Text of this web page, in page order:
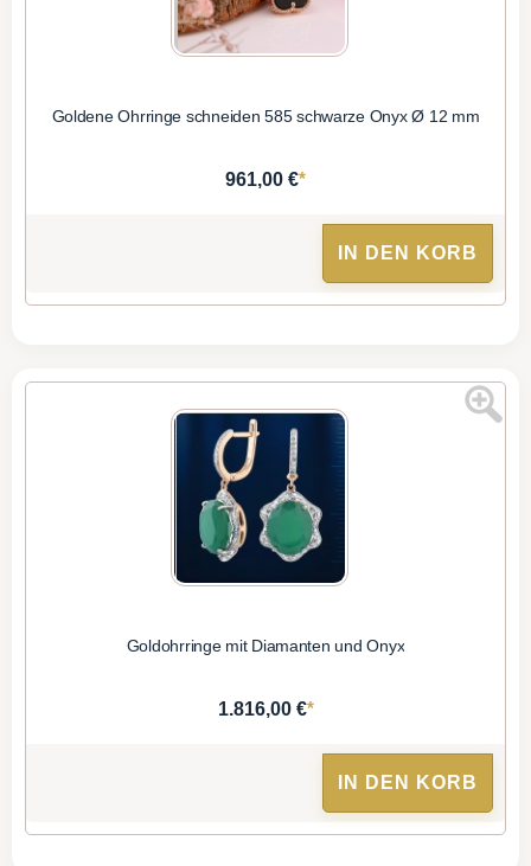
Goldene Ohrringe schneiden 585 schwarze Onyx Ø 12 mm
961,00 €*
IN DEN KORB
Goldohrringe mit Diamanten und Onyx
1.816,00 €*
IN DEN KORB